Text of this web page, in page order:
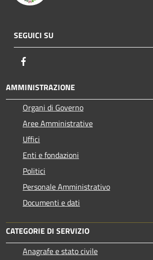
SEGUICI SU
AMMINISTRAZIONE
Organi di Governo
Aree Amministrative
Uffici
Enti e fondazioni
Politici
Personale Amministrativo
Documenti e dati
CATEGORIE DI SERVIZIO
Anagrafe e stato civile